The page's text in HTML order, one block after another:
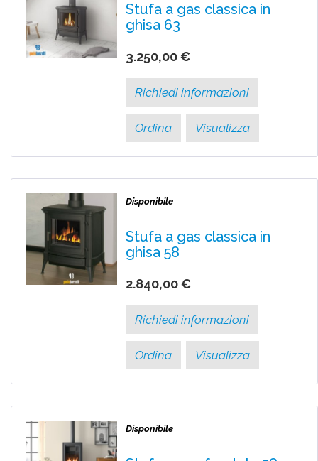
Stufa a gas classica in
ghisa 63
3.250,00 €
Richiedi informazioni
Ordina Visualizza
Disponibile
Stufa a gas classica in
ghisa 58
2.840,00 €
Richiedi informazioni
Ordina Visualizza
Disponibile